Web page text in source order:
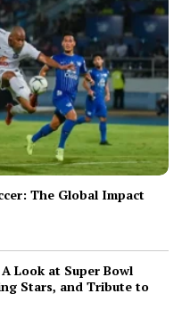
The Global Impact
Look at Super Bowl
Stars, and Tribute to